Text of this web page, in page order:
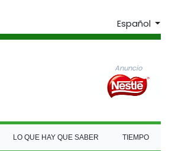
Español
Anuncio
LO QUE HAY QUE SABER TIEMPO